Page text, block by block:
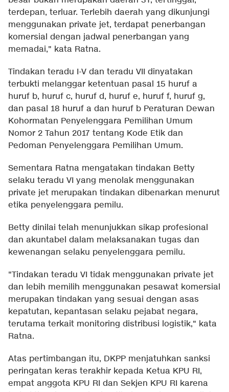
terdepan, terluar. Terlebih daerah yang dikunjungi
menggunakan private jet, terdapat penerbangan
komersial dengan jadwal penerbangan yang
memadai," kata Ratna.
Tindakan teradu I-V dan teradu VII dinyatakan
terbukti melanggar ketentuan pasal 15 huruf a
huruf b, huruf c, huruf d, huruf e, huruf f, huruf g,
dan pasal 18 huruf a dan huruf b Peraturan Dewan
Kohormatan Penyelenggara Pemilihan Umum
Nomor 2 Tahun 2017 tentang Kode Etik dan
Pedoman Penyelenggara Pemilihan Umum.
Sementara Ratna mengatakan tindakan Betty
selaku teradu VI yang menolak menggunakan
private jet merupakan tindakan dibenarkan menurut
etika penyelenggara pemilu.
Betty dinilai telah menunjukkan sikap profesional
dan akuntabel dalam melaksanakan tugas dan
kewenangan selaku penyelenggara pemilu.
"Tindakan teradu VI tidak menggunakan private jet
dan lebih memilih menggunakan pesawat komersial
merupakan tindakan yang sesuai dengan asas
kepatutan, kepantasan selaku pejabat negara,
terutama terkait monitoring distribusi logistik," kata
Ratna.
Atas pertimbangan itu, DKPP menjatuhkan sanksi
peringatan keras terakhir kepada Ketua KPU RI,
empat anggota KPU RI dan Sekjen KPU RI karena